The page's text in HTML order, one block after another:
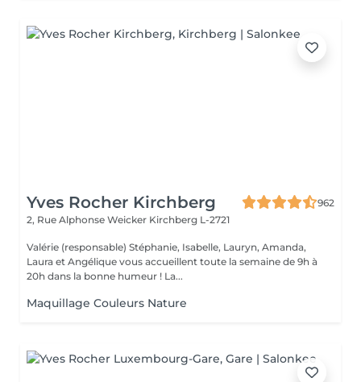
Yves Rocher Kirchberg
962
2, Rue Alphonse Weicker Kirchberg L-2721
Valérie (responsable) Stéphanie, Isabelle, Lauryn, Amanda,
Laura et Angélique vous accueillent toute la semaine de 9h à
20h dans la bonne humeur ! La...
Maquillage Couleurs Nature